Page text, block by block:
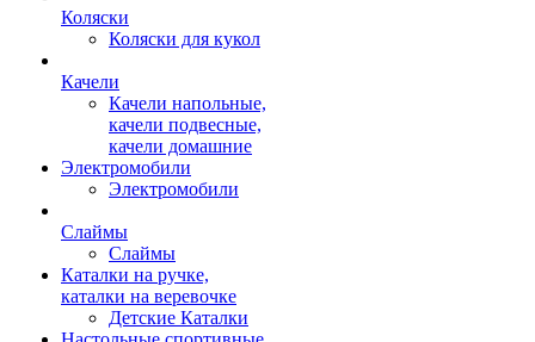
Коляски
Коляски для кукол
Качели
Качели напольные,
качели подвесные,
качели домашние
Электромобили
Электромобили
Слаймы
Слаймы
Каталки на ручке,
каталки на веревочке
Детские Каталки